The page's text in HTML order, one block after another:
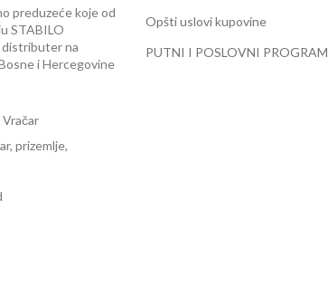
preduzeće koje od
STABILO
distributer na
i Hercegovine
prizemlje,
Opšti uslovi kupovine
PUTNI I POSLOVNI PROGRAM